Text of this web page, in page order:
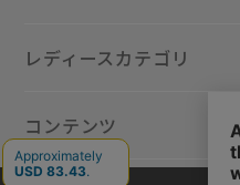
レディースカテゴリ
コンテンツ